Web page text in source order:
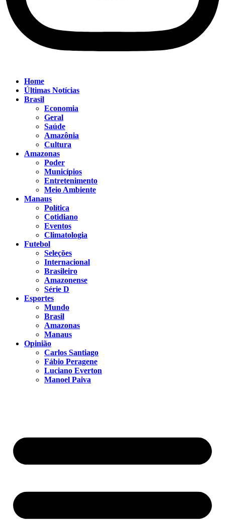
Home
Últimas Notícias
Brasil
Economia
Geral
Saúde
Amazônia
Cultura
Amazonas
Poder
Municípios
Entretenimento
Meio Ambiente
Manaus
Política
Cotidiano
Eventos
Climatologia
Futebol
Seleções
Internacional
Brasileiro
Amazonense
Série D
Esportes
Mundo
Brasil
Amazonas
Manaus
Opinião
Carlos Santiago
Fábio Peragene
Luciano Everton
Manoel Paiva